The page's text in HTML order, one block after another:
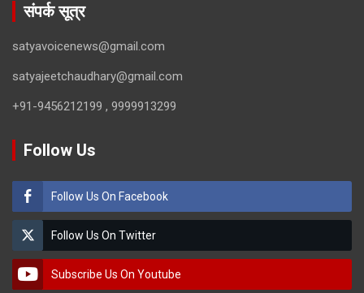
संपर्क सूत्र
satyavoicenews@gmail.com
satyajeetchaudhary@gmail.com
+91-9456212199 , 9999913299
Follow Us
Follow Us On Facebook
Follow Us On Twitter
Subscribe Us On Youtube